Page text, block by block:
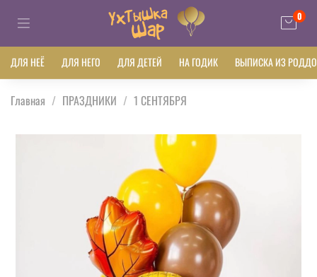
0
ДЛЯ НЕЁ ДЛЯ НЕГО ДЛЯ ДЕТЕЙ НА ГОДИК ВЫПИСКА ИЗ
Главная ПРАЗДНИКИ 1 СЕНТЯБРЯ